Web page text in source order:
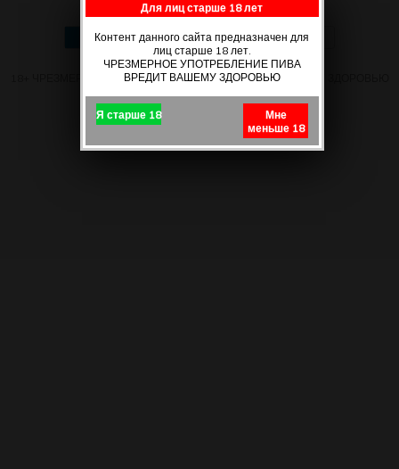
Мобильн. Компьютерная
18+ ЧРЕЗМЕРНОЕ УПОТРЕБЛЕНИЕ ПИВА ВРЕДИТ ВАШЕМУ ЗДОРОВЬЮ
Для лиц старше 18 лет
Контент данного сайта предназначен для
лиц старше 18 лет.
ЧРЕЗМЕРНОЕ УПОТРЕБЛЕНИЕ ПИВА
ВРЕДИТ ВАШЕМУ ЗДОРОВЬЮ
Я старше 18
Мне
меньше 18